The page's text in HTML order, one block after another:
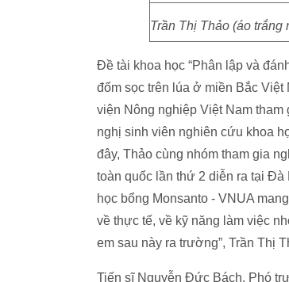
Trần Thị Thảo (áo
Đề tài khoa học “Phân lập và
đốm sọc trên lúa ở miền Bắc Việt
viện Nông nghiệp Việt Nam
nghị sinh viên nghiên cứu khoa
đây, Thảo cùng nhóm tham gia
toàn quốc lần thứ 2 diễn ra tại
học bổng Monsanto - VNUA
về thực tế, về kỹ năng làm việc
em sau này ra trường”, Trần Thị
Tiến sĩ Nguyễn Đức Bách, Phó